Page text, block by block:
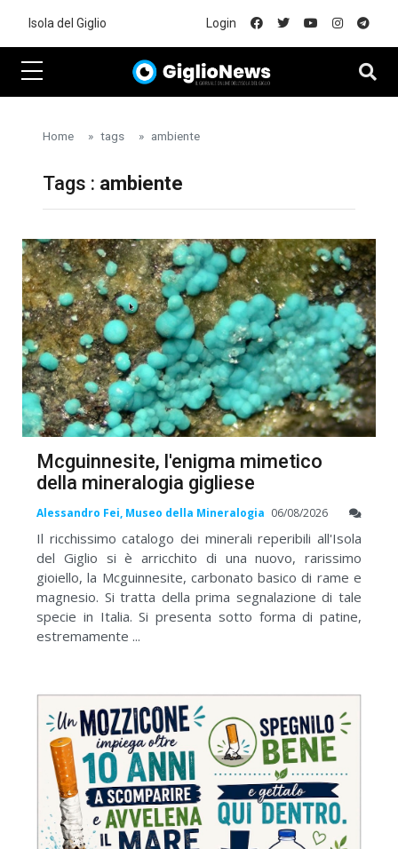
Isola del Giglio Login
Home tags ambiente
Tags : ambiente
Mcguinnesite, l'enigma mimetico
della mineralogia gigliese
Alessandro Fei, Museo della Mineralogia 06/08/2026
Il ricchissimo catalogo dei minerali reperibili all'Isola
del Giglio si è arricchito di una nuovo, rarissimo
gioiello, la Mcguinnesite, carbonato basico di rame e
magnesio. Si tratta della prima segnalazione di tale
specie in Italia. Si presenta sotto forma di patine,
estremamente ...